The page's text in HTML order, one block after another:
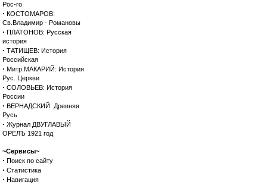
Рос-го
· КОСТОМАРОВ:
Св.Владимир - Романовы
· ПЛАТОНОВ: Русская
история
· ТАТИЩЕВ: История
Российская
· Митр.МАКАРИЙ: История
Рус. Церкви
· СОЛОВЬЕВ: История
России
· ВЕРНАДСКИЙ: Древняя
Русь
· Журнал ДВУГЛАВЫЙ
ОРЕЛЪ 1921 год
~Сервисы~
· Поиск по сайту
· Статистика
· Навигация